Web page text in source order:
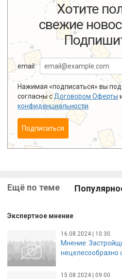
Хотите
свежие
email:
Нажимая «подписаться» вы
согласны сДоговором Оферты
конфиденциальности
Подписаться
Ещё по теме
Экспертное мнение
16.08.2024 | 10:30
Мнение:
нецелесообразно
15.08.2024 | 09:00